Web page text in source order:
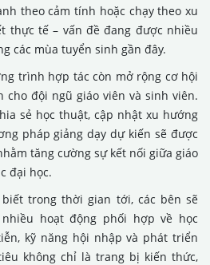
theo cảm tính hoặc chạy theo xu
thực tế – vấn đề đang được nhiều
các mùa tuyển sinh gần đây.
trình hợp tác còn mở rộng cơ hội
cho đội ngũ giáo viên và sinh viên.
sẻ học thuật, cập nhật xu hướng
pháp giảng dạy dự kiến sẽ được
tăng cường sự kết nối giữa giáo
đại học.
trong thời gian tới, các bên sẽ
hoạt động phối hợp về học
kỹ năng hội nhập và phát triển
không chỉ là trang bị kiến thức,